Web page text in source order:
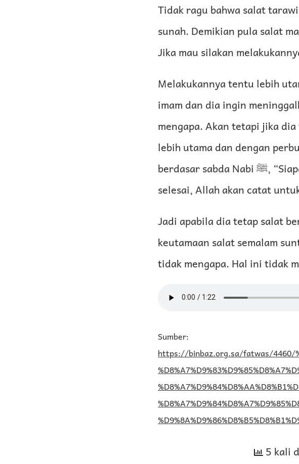
Tidak ragu bahwa salat
sunah. Demikian pula salat
Jika mau silakan
Melakukannya tentu lebih
imam dan dia ingin
mengapa. Akan tetapi jika
lebih utama dan dengan
berdasar sabda Nabi ﷺ, “Siapa saja yang salat malam bersama imam sampai
selesai, Allah akan catat
Jadi apabila dia tetap salat
keutamaan salat semalam
tidak mengapa. Hal ini tidak
Sumber:
https://binbaz.org.sa/fatwas/4460/
5 kali